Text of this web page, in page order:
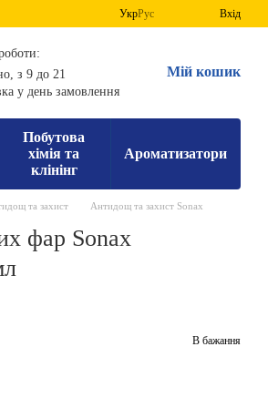
УкрРус Вхід
з 9 до 21
у день замовлення
Мій кошик
Побутова
хімія та
клінінг
Ароматизатори
та захист Антидощ та захист Sonax
фар Sonax
В бажання